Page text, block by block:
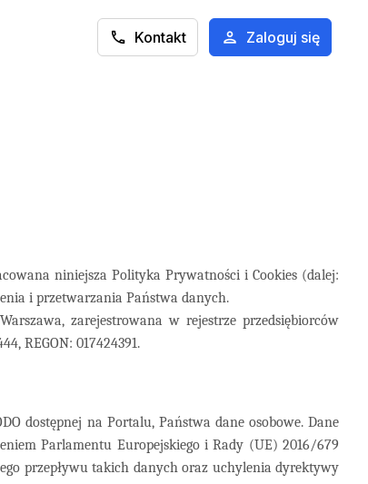
Kontakt Zaloguj się
niniejsza Polityka Prywatności i Cookies (dalej:
i przetwarzania Państwa danych.
zarejestrowana w rejestrze przedsiębiorców
REGON: 017424391.
dostępnej na Portalu, Państwa dane osobowe. Dane
Parlamentu Europejskiego i Rady (UE) 2016/679
przepływu takich danych oraz uchylenia dyrektywy